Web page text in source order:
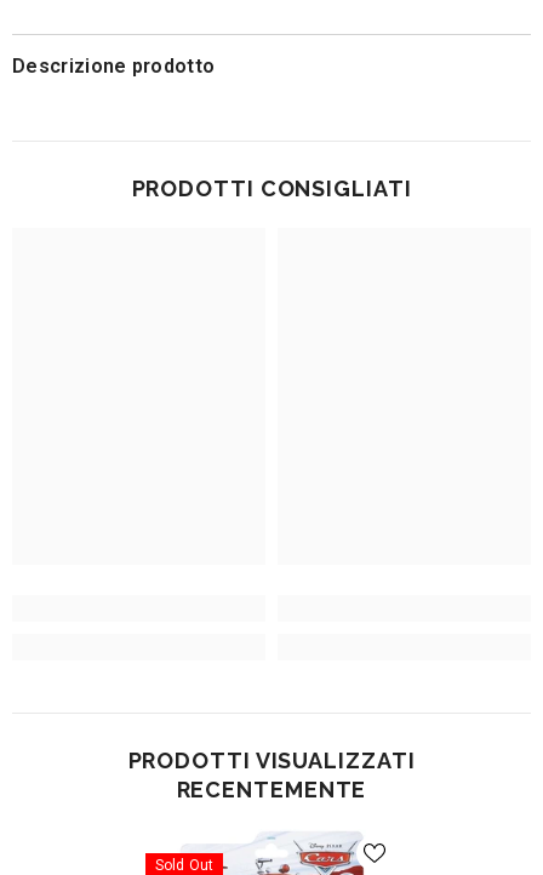
Descrizione prodotto
PRODOTTI CONSIGLIATI
PRODOTTI VISUALIZZATI
RECENTEMENTE
Sold Out